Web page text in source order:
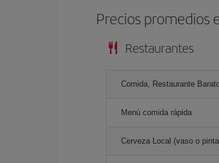
Precios promedios
Restaurantes
Comida, Restaurante
Menú comida rápida
Cerveza Local (vaso o